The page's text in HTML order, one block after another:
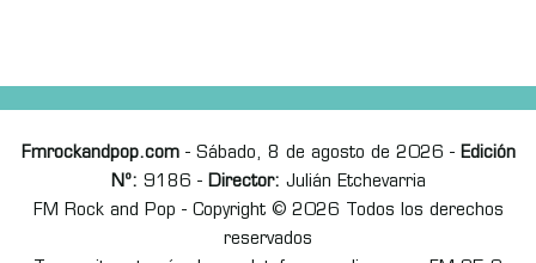
Fmrockandpop.com- Sábado, 8 de agosto de 2026 - Edición
Nº: 9186 - Director: Julián Etchevarria
FM Rock and Pop - Copyright © 2026 Todos los derechos
reservados